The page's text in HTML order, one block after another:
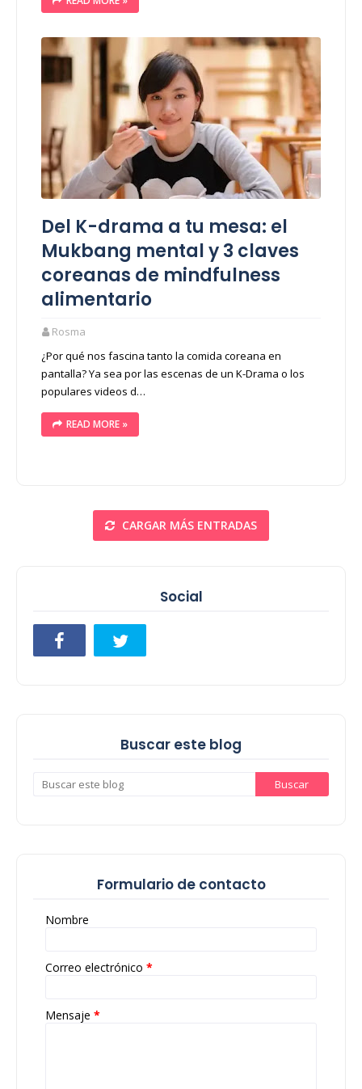
Del K-drama a tu mesa: el
Mukbang mental y 3 claves
coreanas de mindfulness
alimentario
Rosma
¿Por qué nos fascina tanto la comida coreana en
pantalla? Ya sea por las escenas de un K-Drama o los
populares videos d…
READ MORE »
CARGAR MÁS ENTRADAS
Social
Buscar este blog
Formulario de contacto
Nombre
Correo electrónico *
Mensaje *